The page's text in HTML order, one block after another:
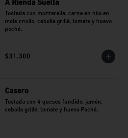
A Rienda Suelta
Tostada con mozzarella, carne en hilo en
mole criollo, cebolla grillé, tomate y huevo
poché.
$31.300
Casero
Tostada con 4 quesos fundido, jamón,
cebolla grillé, tomate y huevo Poché.